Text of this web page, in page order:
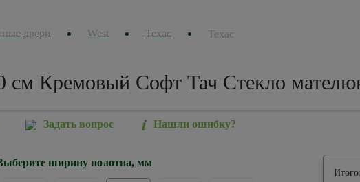
двери West Техас Техас
см Кремовый Софт Тач Стекло
Задать вопрос Нашли ошибку?
ширину полотна, мм
Итого: